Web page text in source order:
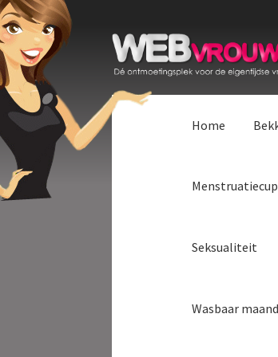
Ga
door
navigatie
Ga
naar
inhoud
Home
Seksualiteit
Wasbaar